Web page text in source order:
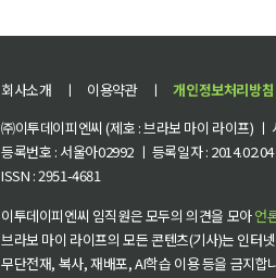
회사소개 ㅣ 이용약관 ㅣ 개인정보처리방침
㈜이투데이피엔씨 (제호 : 브라보 마이 라이프)
등록번호 : 서울아02992 ㅣ 등록일자 :
ISSN : 2951-4681
이투데이피엔씨 임직원은 모두의 의견을 모아언
브라보 마이 라이프의 모든 콘텐츠(기사)는 인터
무단전재, 복사, 재배포, AI학습 이용 등을 금지합